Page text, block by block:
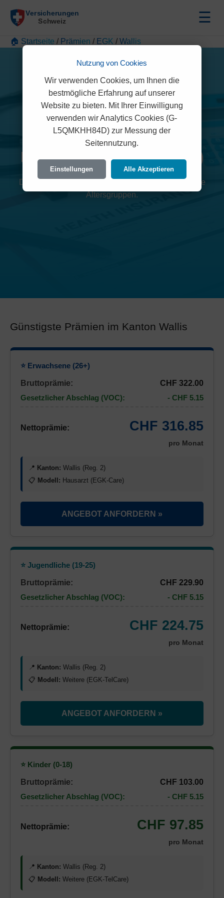
☰
🏠 Startseite / Prämien / EGK / Wallis
EGK Prämien 2026 (Wallis)
Detaillierte Übersicht der monatlichen Kosten für alle
Altersgruppen.
Günstigste Prämien im Kanton Wallis
⭐ Erwachsene (26+)
Bruttoprämie:
CHF 322.00
Gesetzlicher Abschlag (VOC):
- CHF 5.15
Nettoprämie: CHF 316.85
pro Monat
📍 Kanton: Wallis (Reg. 2)
📋 Modell: Hausarzt (EGK-Care)
ANGEBOT ANFORDERN »
⭐ Jugendliche (19-25)
Bruttoprämie:
CHF 229.90
Gesetzlicher Abschlag (VOC):
- CHF 5.15
Nettoprämie: CHF 224.75
pro Monat
📍 Kanton: Wallis (Reg. 2)
📋 Modell: Weitere (EGK-TelCare)
ANGEBOT ANFORDERN »
⭐ Kinder (0-18)
Bruttoprämie:
CHF 103.00
Gesetzlicher Abschlag (VOC):
- CHF 5.15
Nettoprämie: CHF 97.85
pro Monat
📍 Kanton: Wallis (Reg. 2)
📋 Modell: Weitere (EGK-TelCare)
Nutzung von Cookies
Wir verwenden Cookies, um Ihnen die
bestmögliche Erfahrung auf unserer
Website zu bieten. Mit Ihrer Einwilligung
verwenden wir Analytics Cookies (G-
L5QMKHH84D) zur Messung der
Seitennutzung.
Einstellungen Alle Akzeptieren